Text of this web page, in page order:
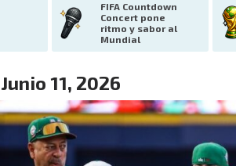
FIFA Countdown
Concert pone
ritmo y sabor al
Mundial
11, 2026